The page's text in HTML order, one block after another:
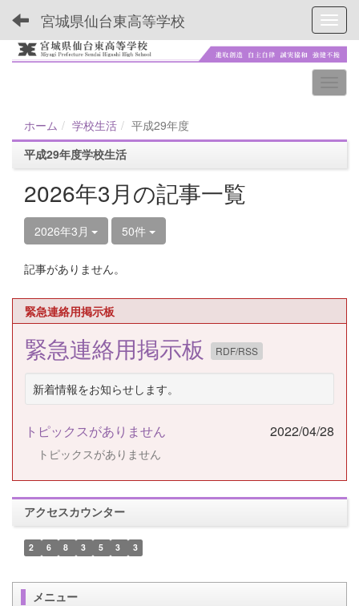
宮城県仙台東高等学校
ホーム 学校生活
平成29年度
平成29年度学校生活
2026年3月の記事一覧
2026年3月 50件
記事がありません。
緊急連絡用掲示板
緊急連絡用掲示板 RDF/RSS
新着情報をお知らせします。
トピックスがありません 2022/04/28
トピックスがありません
アクセスカウンター
2 6 8 3 5 3 3
メニュー